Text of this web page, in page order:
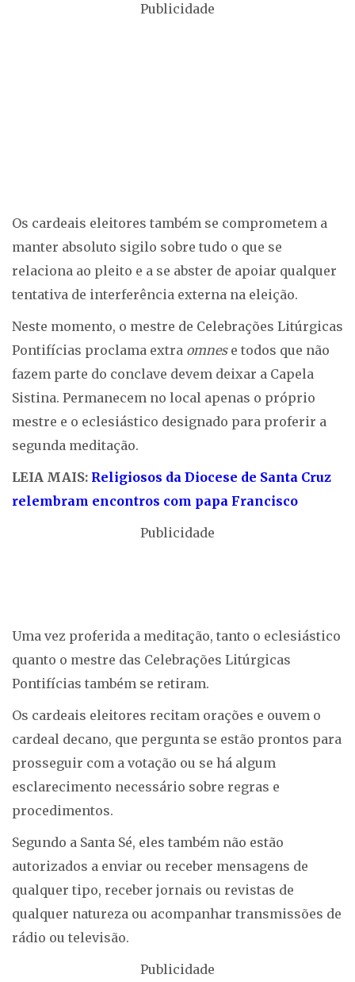
Publicidade
Os cardeais eleitores também se comprometem a
manter absoluto sigilo sobre tudo o que se
relaciona ao pleito e a se abster de apoiar qualquer
tentativa de interferência externa na eleição.
Neste momento, o mestre de Celebrações Litúrgicas
Pontifícias proclama extra omnese todos que não
fazem parte do conclave devem deixar a Capela
Sistina. Permanecem no local apenas o próprio
mestre e o eclesiástico designado para proferir a
segunda meditação.
LEIA MAIS: Religiosos da Diocese de Santa Cruz
relembram encontros com papa Francisco
Publicidade
Uma vez proferida a meditação, tanto o eclesiástico
quanto o mestre das Celebrações Litúrgicas
Pontifícias também se retiram.
Os cardeais eleitores recitam orações e ouvem o
cardeal decano, que pergunta se estão prontos para
prosseguir com a votação ou se há algum
esclarecimento necessário sobre regras e
procedimentos.
Segundo a Santa Sé, eles também não estão
autorizados a enviar ou receber mensagens de
qualquer tipo, receber jornais ou revistas de
qualquer natureza ou acompanhar transmissões de
rádio ou televisão.
Publicidade